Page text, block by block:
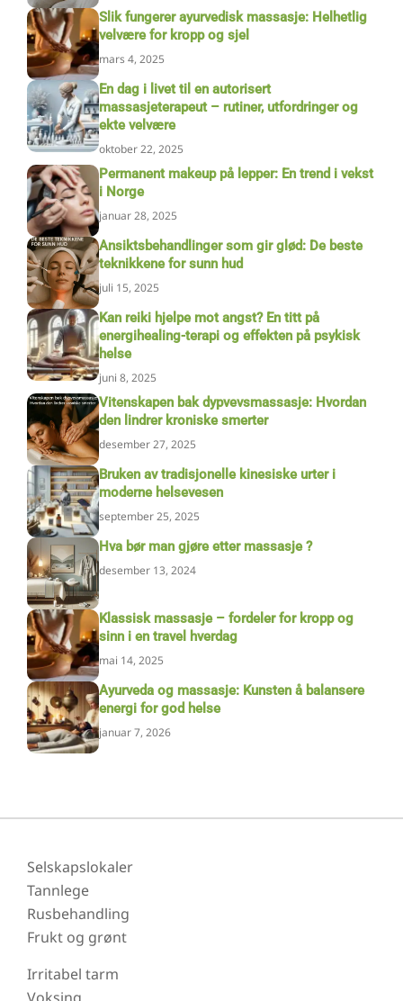
Slik fungerer ayurvedisk massasje: Helhetlig
velvære for kropp og sjel
mars 4, 2025
En dag i livet til en autorisert
massasjeterapeut – rutiner, utfordringer og
ekte velvære
oktober 22, 2025
Permanent makeup på lepper: En trend i vekst
i Norge
januar 28, 2025
Ansiktsbehandlinger som gir glød: De beste
teknikkene for sunn hud
juli 15, 2025
Kan reiki hjelpe mot angst? En titt på
energihealing-terapi og effekten på psykisk
helse
juni 8, 2025
Vitenskapen bak dypvevsmassasje: Hvordan
den lindrer kroniske smerter
desember 27, 2025
Bruken av tradisjonelle kinesiske urter i
moderne helsevesen
september 25, 2025
Hva bør man gjøre etter massasje ?
desember 13, 2024
Klassisk massasje – fordeler for kropp og
sinn i en travel hverdag
mai 14, 2025
Ayurveda og massasje: Kunsten å balansere
energi for god helse
januar 7, 2026
Selskapslokaler
Tannlege
Rusbehandling
Frukt og grønt
Irritabel tarm